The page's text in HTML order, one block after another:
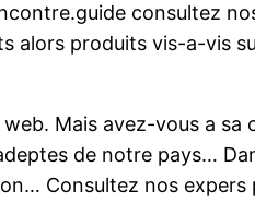
consultez
alors produits vis-a-vis
Mais avez-vous a sa
de notre pays…
Consultez nos